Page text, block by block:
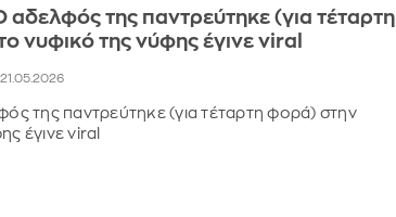
αδελφός της παντρεύτηκε (για τέταρτη
νυφικό της νύφης έγινε viral
21.05.2026
της παντρεύτηκε (για τέταρτη φορά) στην
έγινε viral